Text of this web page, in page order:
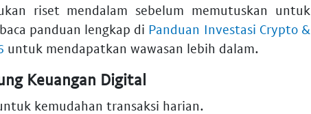
riset mendalam sebelum memutuskan untuk
panduan lengkap di Panduan Investasi Crypto &
untuk mendapatkan wawasan lebih dalam.
Keuangan Digital
kemudahan transaksi harian.